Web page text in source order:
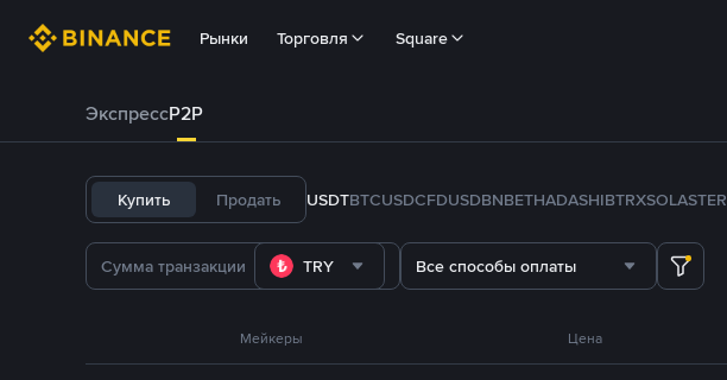
Рынки Торговля Square
ЭкспрессP2P
Купить Продать USDTBTCUSDCFDUSDBNBETHADASHIBTRXSOLASTER
TRY Все способы оплаты
Мейкеры Цена